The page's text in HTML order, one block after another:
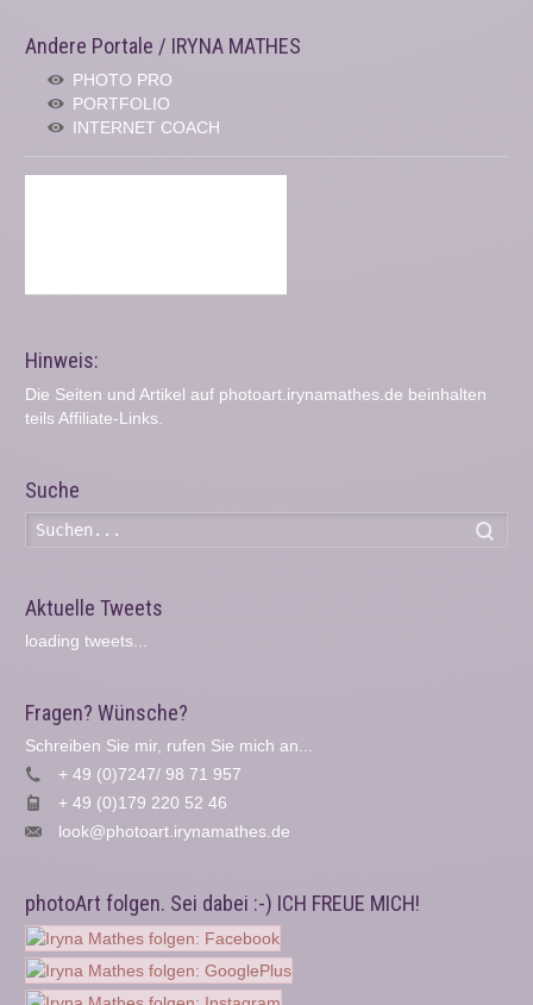
Andere Portale / IRYNA MATHES
PHOTO PRO
PORTFOLIO
INTERNET COACH
Hinweis:
Die Seiten und Artikel auf photoart.irynamathes.de beinhalten
teils Affiliate-Links.
Suche
Aktuelle Tweets
loading tweets...
Fragen? Wünsche?
Schreiben Sie mir, rufen Sie mich an...
+ 49 (0)7247/ 98 71 957
+ 49 (0)179 220 52 46
look@photoart.irynamathes.de
photoArt folgen. Sei dabei :-) ICH FREUE MICH!